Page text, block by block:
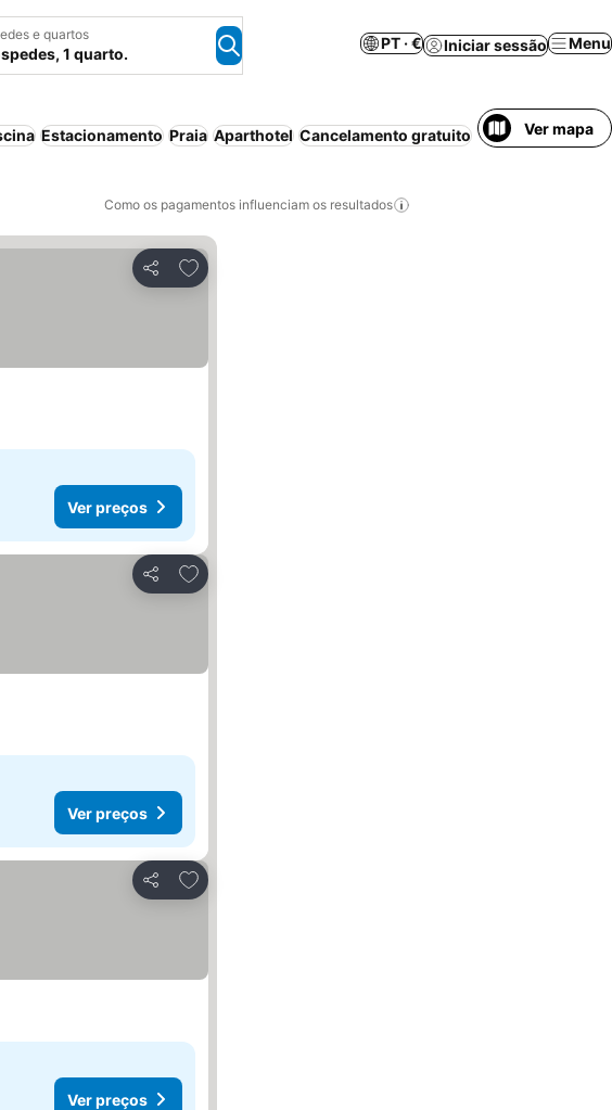
e quartos
1 quarto.
PT · € Iniciar sessão Menu
Estacionamento Praia Aparthotel Cancelamento gratuito Ver mapa
Como os pagamentos influenciam os resultados
Partilhar
Adicionar aos favoritos
Ver preços
Partilhar
Adicionar aos favoritos
Ver preços
Partilhar
Adicionar aos favoritos
Ver preços